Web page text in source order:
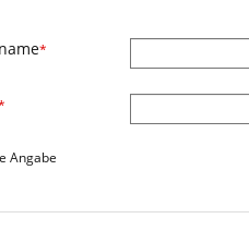
*
Angabe